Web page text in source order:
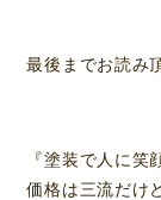
最後までお読み
『塗装で人に
価格は三流だけ